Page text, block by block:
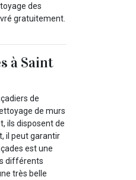
des
gratuitement.
à Saint
de
de murs
ils disposent de
il peut garantir
est une
différents
très belle